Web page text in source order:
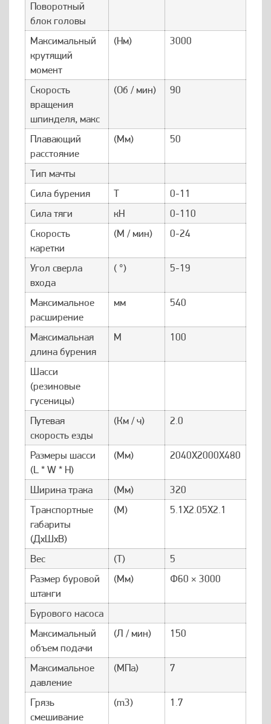
Поворотный
блок головы
Максимальный
крутящий
момент
(Нм) 3000
Скорость
вращения
шпинделя, макс
(Об / мин) 90
Плавающий
расстояние
(Мм) 50
Тип мачты
Сила бурения
Т
0-11
Сила тяги
кН
0-110
Скорость
каретки
(М / мин) 0-24
Угол сверла
входа
( °) 5-19
Максимальное
расширение
мм 540
Максимальная
длина бурения
М 100
Шасси
(резиновые
гусеницы)
Путевая
скорость езды
(Км / ч) 2.0
Размеры шасси
(L * W * H)
(Мм) 2040X2000X480
Ширина трака (Мм)
320
Транспортные
габариты
(ДхШхВ)
(М) 5.1X2.05X2.1
Вес (Т)
5
Размер буровой
штанги
(Мм) Φ60 × 3000
Бурового насоса
Максимальный
объем подачи
(Л / мин) 150
Максимальное
давление
(МПа) 7
Грязь
смешивание
(m3) 1.7